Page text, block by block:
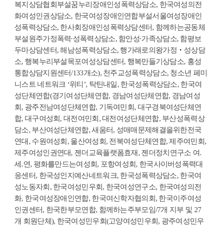
복지상담협회부설꿈누리장애인성폭력상담소, 한국여성의전
화여성인권상담소, 한국여성장애인연합부설서울여성장애인
성폭력상담소, 한사회장애인성폭력상담센터, 함께하는공동체
부설원주가정폭력∙성폭력상담소, 함안성∙가족상담소, 함평보
두마상담센터, 해남성폭력상담소, 행가래로의왕가정‧성상담
소, 행복누리부설목포여성상담센터, 행복만들기상담소, 홍성
통합상담지원센터/133개소), 천주교성폭력상담소, 청소년 페미
니스트 네트워크 ‘위티’, 탁틴내일, 한국성폭력상담소, 한국여
성단체연합(경기여성단체연합, 경남여성단체연합, 경남여성
회, 광주전남여성단체연합, 기독여민회, 대구경북여성단체연
합, 대구여성회, 대전여민회, 대전여성단체연합, 부산성폭력상
담소, 부산여성단체연합, 새움터, 성매매문제해결을위한전국
연대, 수원여성회, 울산여성회, 전북여성단체연합, 제주여민회,
제주여성인권연대, 젠더교육플랫폼효재, 젠더정치연구소 여.
세.연, 평화를만드는여성회, 포항여성회, 한국사이버성폭력대
응센터, 한국성인지예산네트워크, 한국성폭력상담소, 한국여
성노동자회, 한국여성민우회, 한국여성연구소, 한국여성의전
화, 한국여성장애인연합, 한국여신학자협의회, 한국이주여성
인권센터, 한국한부모연합, 함께하는주부모임/7개 지부 및 27
개 회원단체), 한국여성민우회(고양여성민우회, 광주여성민우